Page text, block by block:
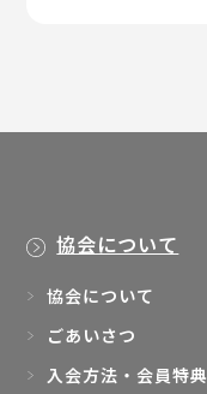
協会について
協会について
ごあいさつ
入会方法・会員特典